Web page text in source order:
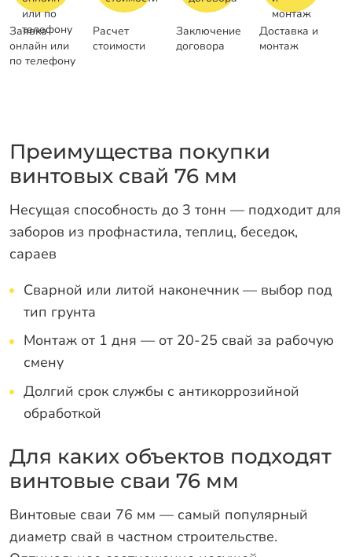
Заявка
онлайн или
по телефону
Расчет
стоимости
Заключение
договора
Доставка и
монтаж
Преимущества покупки
винтовых свай 76 мм
Несущая способность до 3 тонн — подходит для
заборов из профнастила, теплиц, беседок,
сараев
Сварной или литой наконечник — выбор под
тип грунта
Монтаж от 1 дня — от 20-25 свай за рабочую
смену
Долгий срок службы с антикоррозийной
обработкой
Для каких объектов подходят
винтовые сваи 76 мм
Винтовые сваи 76 мм — самый популярный
диаметр свай в частном строительстве.